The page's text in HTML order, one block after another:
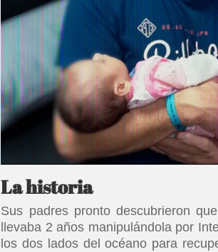
La historia
Sus padres pronto descubrieron
llevaba 2 años manipulándola por
los dos lados del océano para